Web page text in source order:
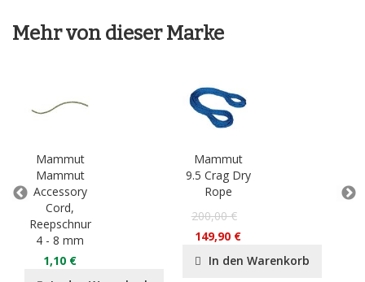
Mehr von dieser Marke
Mammut
Mammut
Accessory
Cord,
Reepschnur
4 - 8 mm
1,10 €
Mammut
9.5 Crag Dry
Rope
200,00 €
149,90 €
In den Warenkorb